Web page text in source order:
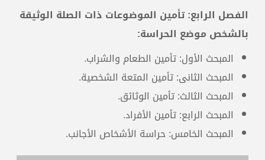
الفصل الرابع: تأمين الموضوعات ذات الصلة الوثيقة
بالشخص موضع الحراسة:
المبحث الأول: تأمين الطعام والشراب.
المبحث الثانى: تأمين المتعة الشخصية.
المبحث الثالث: تأمين الوثائق.
المبحث الرابع: تأمين الأفراد.
المبحث الخامس: حراسة الأشخاص الأجانب.